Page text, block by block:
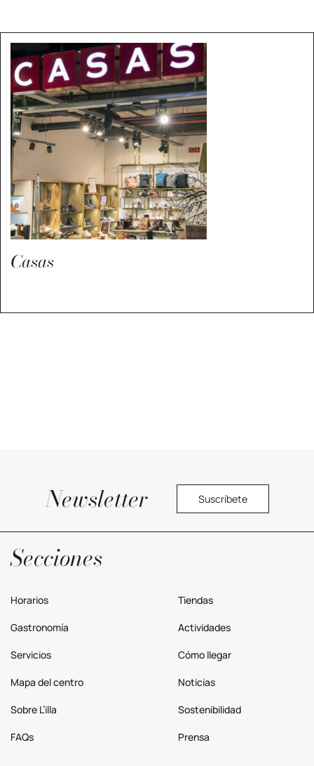
Casas
Newsletter Suscríbete
Secciones
Horarios Tiendas
Gastronomía Actividades
Servicios Cómo llegar
Mapa del centro Noticias
Sobre L’illa Sostenibilidad
FAQs Prensa